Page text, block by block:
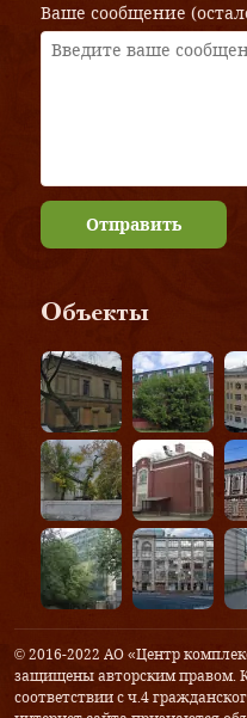
Ваше сообщение
Отправить
Объекты
© 2016-2022 АО «Центр
защищены авторским правом.
соответствии с ч.4